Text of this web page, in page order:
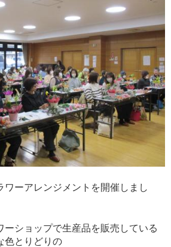
ーアレンジメントを開催しまし
ショップで生産品を販売している
色とりどりの